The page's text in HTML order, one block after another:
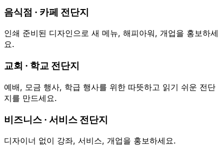
음식점 · 카페 전단지
인쇄 준비된 디자인으로 새 메뉴, 해피아워, 개업을 홍보하세
요.
교회 · 학교 전단지
예배, 모금 행사, 학급 행사를 위한 따뜻하고 읽기 쉬운 전단
지를 만드세요.
비즈니스 · 서비스 전단지
디자이너 없이 강좌, 서비스, 개업을 홍보하세요.